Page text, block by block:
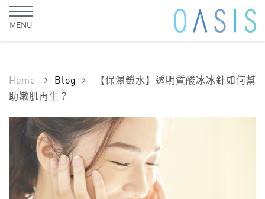
MENU
Home Blog
【保濕鎖水】透明質酸冰冰針如何幫
助嫩肌再生？